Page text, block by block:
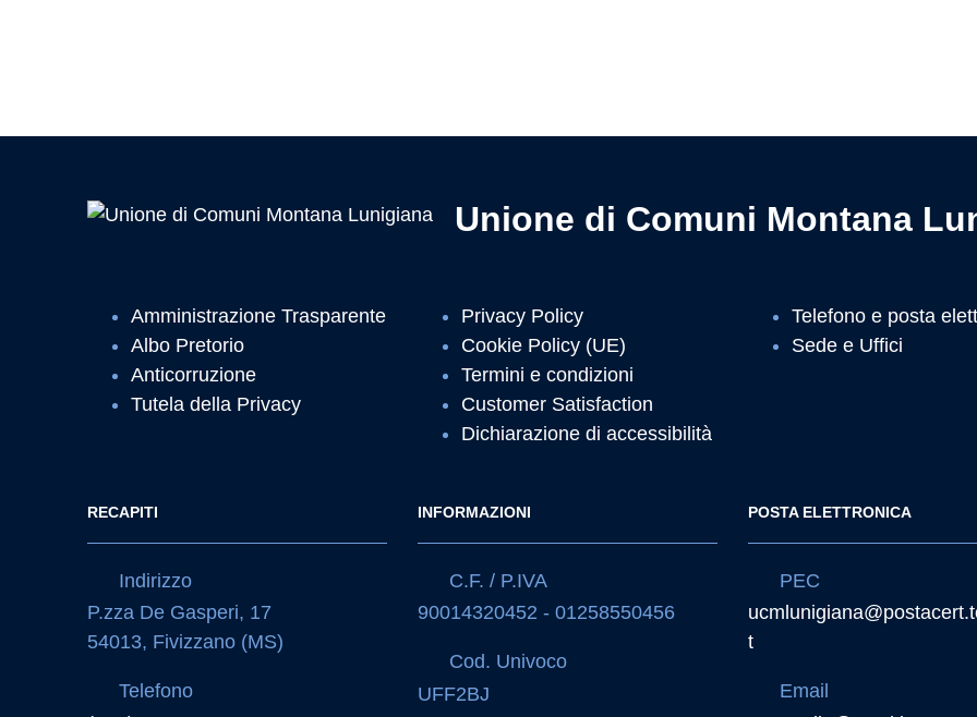
Unione di Comuni Montana
Amministrazione Trasparente
Albo Pretorio
Anticorruzione
Tutela della Privacy
Privacy Policy
Cookie Policy (UE)
Termini e condizioni
Customer Satisfaction
Dichiarazione di accessibilità
Telefono e posta
Sede e Uffici
RECAPITI
Indirizzo
P.zza De Gasperi, 17
54013, Fivizzano (MS)
Telefono
INFORMAZIONI
C.F. / P.IVA
90014320452 - 01258550456
Cod. Univoco
UFF2BJ
POSTA ELETTRONICA
PEC
t
Email